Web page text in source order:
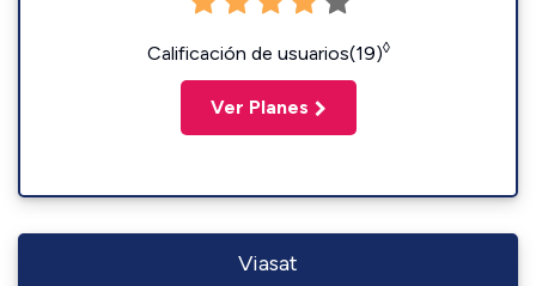
Calificación de usuarios(19)◊
Ver Planes
Viasat